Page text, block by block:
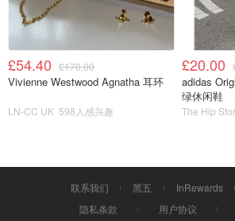
£54.40 £170.00
Vivienne Westwood Agnatha 耳环
LN-CC UK 598人感兴趣
£20.00
adidas
绿休闲鞋
The Hip
联系我们 黑五 InRewards
隐私条款
用户协议